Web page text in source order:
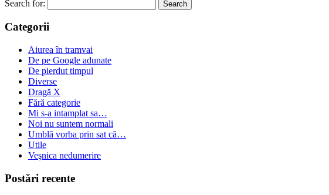
Search for:
Categorii
Aiurea în tramvai
De pe Google adunate
De pierdut timpul
Diverse
Dragă X
Fără categorie
Mi s-a intamplat sa…
Noi nu suntem normali
Umblă vorba prin sat că…
Utile
Veşnica nedumerire
Postări recente